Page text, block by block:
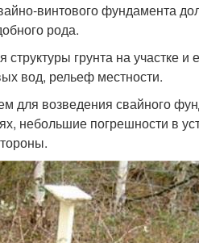
винтового фундамента
рода.
структуры грунта на участке
вод, рельеф местности.
для возведения свайного
небольшие погрешности в